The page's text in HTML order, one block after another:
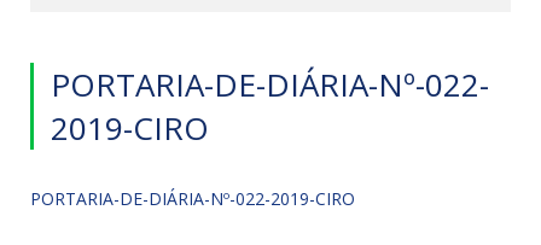
PORTARIA-DE-DIÁRIA-Nº-022-
2019-CIRO
PORTARIA-DE-DIÁRIA-Nº-022-2019-CIRO